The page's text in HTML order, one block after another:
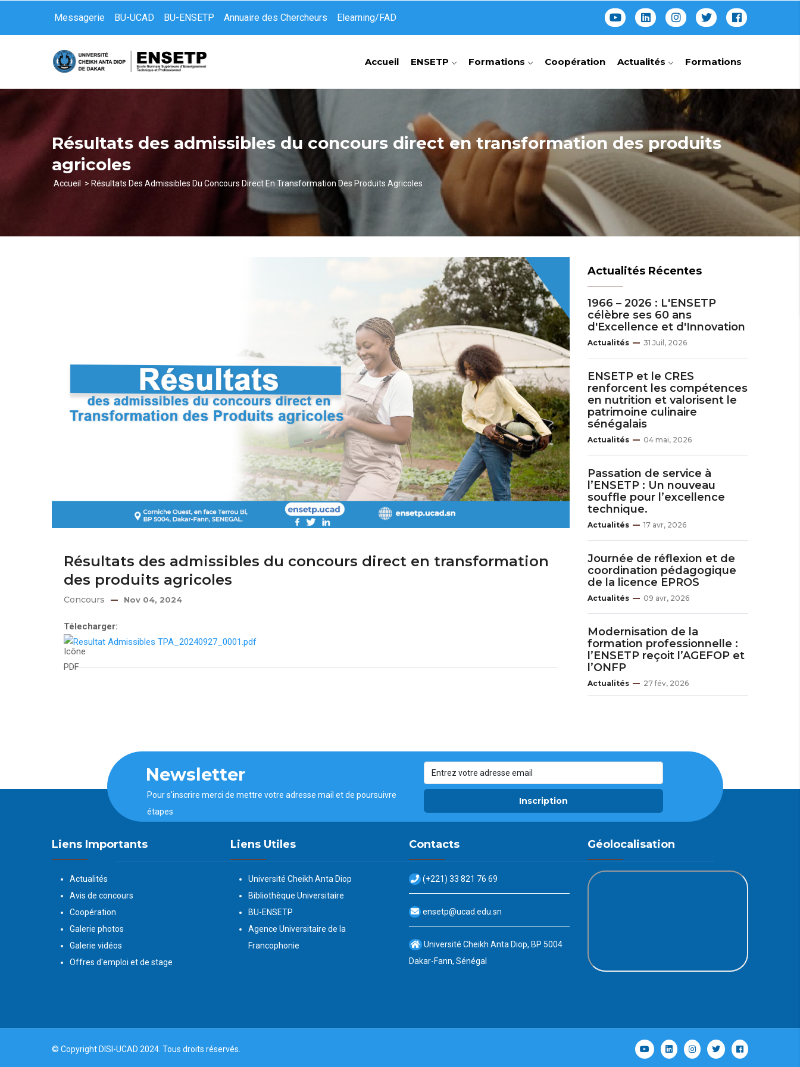
Messagerie BU-UCAD BU-ENSETP Annuaire des Chercheurs Elearning/FAD
Accueil ENSETP Formations Coopération Actualités Formations
Résultats des admissibles du concours direct en transformation des produits
agricoles
Accueil Résultats Des Admissibles Du Concours Direct En Transformation Des Produits Agricoles
Résultats des admissibles du concours direct en transformation
des produits agricoles
Concours Nov 04, 2024
Télecharger:
Resultat Admissibles TPA_20240927_0001.pdf
Actualités Récentes
1966 – 2026 : L'ENSETP
célèbre ses 60 ans
d'Excellence et d'Innovation
Actualités 31 Juil, 2026
ENSETP et le CRES
renforcent les compétences
en nutrition et valorisent le
patrimoine culinaire
sénégalais
Actualités 04 mai, 2026
Passation de service à
l’ENSETP : Un nouveau
souffle pour l’excellence
technique.
Actualités 17 avr, 2026
Journée de réflexion et de
coordination pédagogique
de la licence EPROS
Actualités 09 avr, 2026
Modernisation de la
formation professionnelle :
l’ENSETP reçoit l’AGEFOP et
l’ONFP
Actualités 27 fév, 2026
Newsletter
Pour s'inscrire merci de mettre votre adresse mail et de poursuivre
étapes
Inscription
Liens Importants
Actualités
Avis de concours
Coopération
Galerie photos
Galerie vidéos
Offres d'emploi et de stage
Liens Utiles
Université Cheikh Anta Diop
Bibliothèque Universitaire
BU-ENSETP
Agence Universitaire de la
Francophonie
Contacts
(+221) 33 821 76 69
ensetp@ucad.edu.sn
Université Cheikh Anta Diop, BP 5004
Dakar-Fann, Sénégal
Géolocalisation
© Copyright DISI -UCAD 2024. Tous droits réservés.